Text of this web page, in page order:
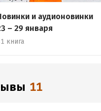
и аудионовинки
– 29 января
книга
11